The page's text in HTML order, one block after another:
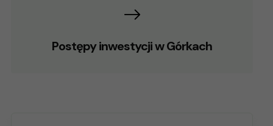
Postępy inwestycji w Górkach